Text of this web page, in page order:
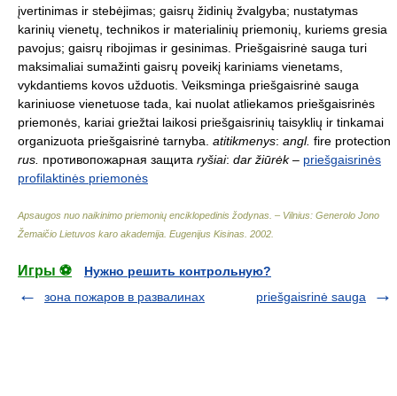
įvertinimas ir stebėjimas; gaisrų židinių žvalgyba; nustatymas
karinių vienetų, technikos ir materialinių priemonių, kuriems gresia
pavojus; gaisrų ribojimas ir gesinimas. Priešgaisrinė sauga turi
maksimaliai sumažinti gaisrų poveikį kariniams vienetams,
vykdantiems kovos užduotis. Veiksminga priešgaisrinė sauga
kariniuose vienetuose tada, kai nuolat atliekamos priešgaisrinės
priemonės, kariai griežtai laikosi priešgaisrinių taisyklių ir tinkamai
organizuota priešgaisrinė tarnyba. atitikmenys: angl. fire protection
rus. противопожарная защита ryšiai: dar žiūrėk– priešgaisrinės
profilaktinės priemonės
Apsaugos nuo naikinimo priemonių enciklopedinis žodynas. – Vilnius: Generolo Jono
Žemaičio Lietuvos karo akademija Eugenijus Kisinas 2002
Игры ⚽
Нужно решить контрольную?
зона пожаров в развалинах
priešgaisrinė sauga